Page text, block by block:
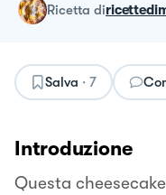
ricetta di
Salva · 7
Introduzione
Questa